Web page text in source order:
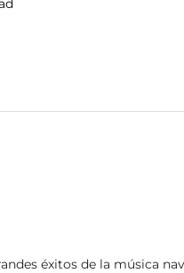
éxitos de la música